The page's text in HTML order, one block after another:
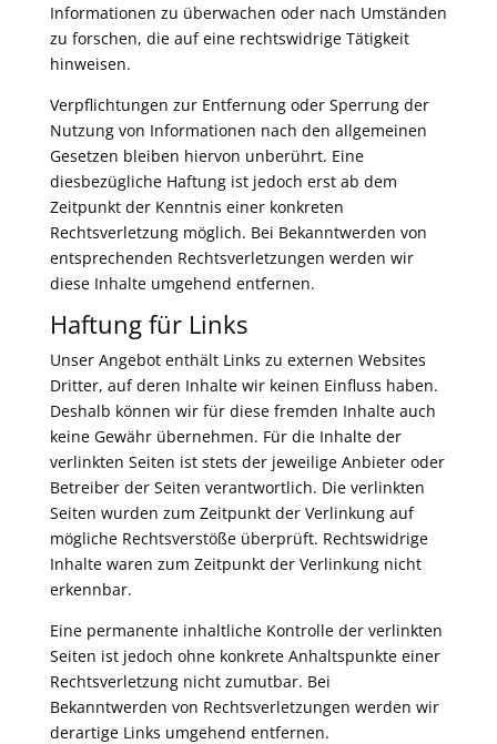
Informationen zu überwachen oder nach Umständen
zu forschen, die auf eine rechtswidrige Tätigkeit
hinweisen.
Verpflichtungen zur Entfernung oder Sperrung der
Nutzung von Informationen nach den allgemeinen
Gesetzen bleiben hiervon unberührt. Eine
diesbezügliche Haftung ist jedoch erst ab dem
Zeitpunkt der Kenntnis einer konkreten
Rechtsverletzung möglich. Bei Bekanntwerden von
entsprechenden Rechtsverletzungen werden wir
diese Inhalte umgehend entfernen.
Haftung für Links
Unser Angebot enthält Links zu externen Websites
Dritter, auf deren Inhalte wir keinen Einfluss haben.
Deshalb können wir für diese fremden Inhalte auch
keine Gewähr übernehmen. Für die Inhalte der
verlinkten Seiten ist stets der jeweilige Anbieter oder
Betreiber der Seiten verantwortlich. Die verlinkten
Seiten wurden zum Zeitpunkt der Verlinkung auf
mögliche Rechtsverstöße überprüft. Rechtswidrige
Inhalte waren zum Zeitpunkt der Verlinkung nicht
erkennbar.
Eine permanente inhaltliche Kontrolle der verlinkten
Seiten ist jedoch ohne konkrete Anhaltspunkte einer
Rechtsverletzung nicht zumutbar. Bei
Bekanntwerden von Rechtsverletzungen werden wir
derartige Links umgehend entfernen.